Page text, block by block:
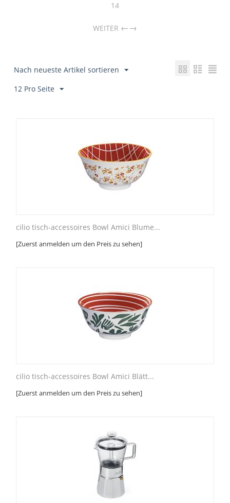
14
WEITER →
Nach neueste Artikel sortieren
12 Pro Seite
cilio tisch-accessoires Bowl Amici Blume...
[Zuerst anmelden um den Preis zu sehen]
cilio tisch-accessoires Bowl Amici Blätt...
[Zuerst anmelden um den Preis zu sehen]